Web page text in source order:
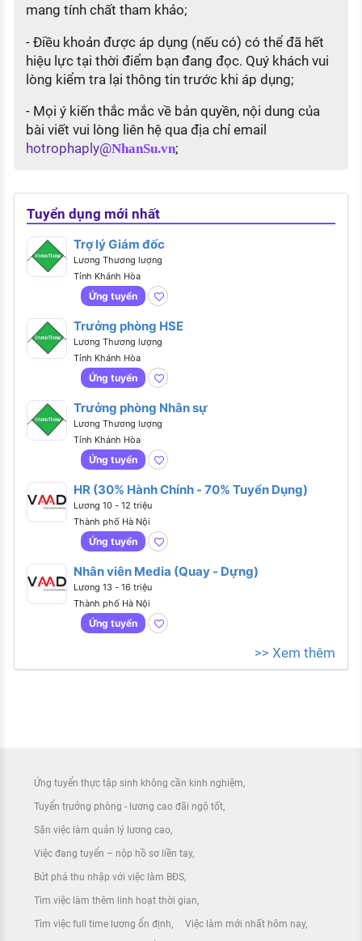
mang tính chất tham khảo;
- Điều khoản được áp dụng (nếu có) có thể đã hết
hiệu lực tại thời điểm bạn đang đọc. Quý khách vui
lòng kiểm tra lại thông tin trước khi áp dụng;
- Mọi ý kiến thắc mắc về bản quyền, nội dung của
bài viết vui lòng liên hệ qua địa chỉ email
hotrophaply@NhanSu.vn;
Tuyển dụng mới nhất
Trợ lý Giám đốc
Lương Thương lượng
Tỉnh Khánh Hòa
Ứng tuyển
Trưởng phòng HSE
Lương Thương lượng
Tỉnh Khánh Hòa
Ứng tuyển
Trưởng phòng Nhân sự
Lương Thương lượng
Tỉnh Khánh Hòa
Ứng tuyển
HR (30% Hành Chính - 70% Tuyển Dụng)
Lương 10 - 12 triệu
Thành phố Hà Nội
Ứng tuyển
Nhân viên Media (Quay - Dựng)
Lương 13 - 16 triệu
Thành phố Hà Nội
Ứng tuyển
>> Xem thêm
Ứng tuyển thực tập sinh không cần kinh nghiệm
Tuyển trưởng phòng - lương cao đãi ngộ tốt
Săn việc làm quản lý lương cao
Việc đang tuyển – nộp hồ sơ liền tay
Bứt phá thu nhập với việc làm BĐS
Tìm việc làm thêm linh hoạt thời gian
Tìm việc full time lương ổn định Việc làm mới nhất hôm nay